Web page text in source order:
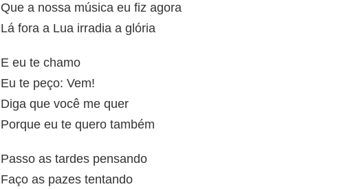
Que a nossa música eu fiz agora
Lá fora a Lua irradia a glória
E eu te chamo
Eu te peço: Vem!
Diga que você me quer
Porque eu te quero também
Passo as tardes pensando
Faço as pazes tentando